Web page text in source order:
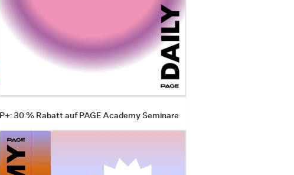
P+: 30 % Rabatt auf PAGE Academy Seminare